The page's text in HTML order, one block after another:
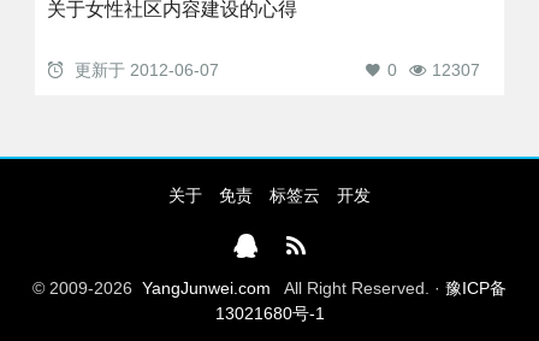
关于女性社区内容建设的心得
更新于 2012-06-07 12307
0
关于 免责 标签云 开发
© 2009-2026 YangJunwei.com All Right Reserved. · 豫ICP备
13021680号-1